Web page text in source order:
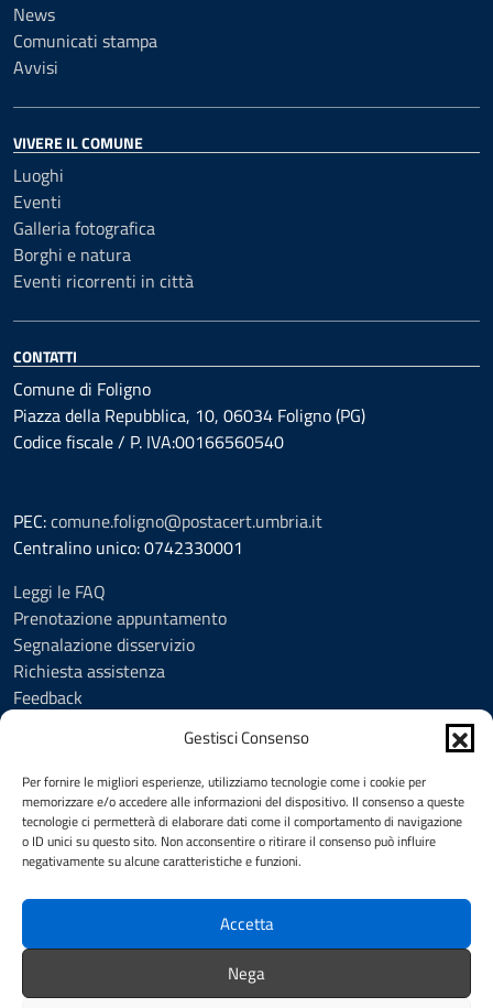
Gestisci Consenso
Per fornire le migliori esperienze, utilizziamo tecnologie come i cookie per
memorizzare e/o accedere alle informazioni del dispositivo. Il consenso a queste
tecnologie ci permetterà di elaborare dati come il comportamento di navigazione
o ID unici su questo sito. Non acconsentire o ritirare il consenso può influire
negativamente su alcune caratteristiche e funzioni.
Accetta
Nega
News
Comunicati stampa
Avvisi
VIVERE IL COMUNE
Luoghi
Eventi
Galleria fotografica
Borghi e natura
Eventi ricorrenti in città
CONTATTI
Comune di Foligno
Piazza della Repubblica, 10, 06034 Foligno (PG)
Codice fiscale / P. IVA:00166560540
PEC:comune.foligno@postacert.umbria.it
Centralino unico: 0742330001
Leggi le FAQ
Prenotazione appuntamento
Segnalazione disservizio
Richiesta assistenza
Feedback
Informativa privacy
Cookie Policy (UE)
Social Media Policy
Note legali
SEGUICI SU
Facebook YouTube